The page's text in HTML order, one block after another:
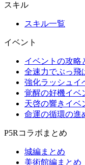
スキル
スキル一覧
イベント
イベントの攻略
全速力でぶっ飛
強化ラッシュイ
覚醒の好機イベ
天啓の響きイベ
命運の循環の進
P5Rコラボまとめ
城編まとめ
美術館編まとめ